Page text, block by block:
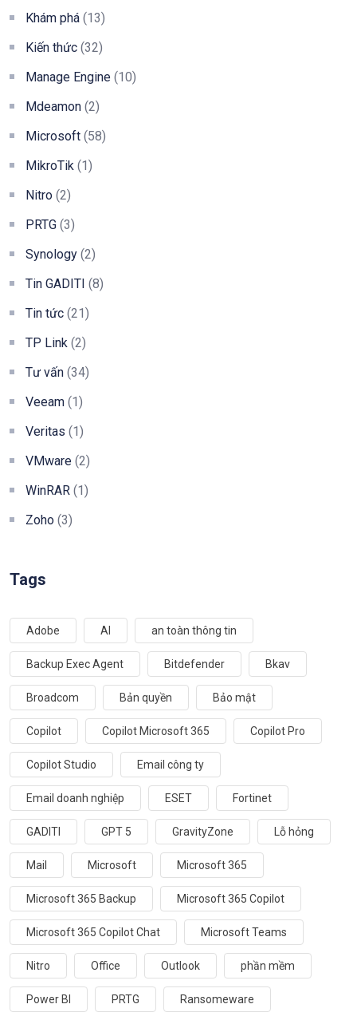
Khám phá (13)
Kiến thức (32)
Manage Engine (10)
Mdeamon (2)
Microsoft (58)
MikroTik (1)
Nitro (2)
PRTG (3)
Synology (2)
Tin GADITI (8)
Tin tức (21)
TP Link (2)
Tư vấn (34)
Veeam (1)
Veritas (1)
VMware (2)
WinRAR (1)
Zoho (3)
Tags
Adobe AI an toàn thông tin
Backup Exec Agent Bitdefender Bkav
Broadcom Bản quyền Bảo mật
Copilot Copilot Microsoft 365 Copilot Pro
Copilot Studio Email công ty
Email doanh nghiệp ESET Fortinet
GADITI GPT 5 GravityZone Lỗ hỏng
Mail Microsoft Microsoft 365
Microsoft 365 Backup Microsoft 365 Copilot
Microsoft 365 Copilot Chat Microsoft Teams
Nitro Office Outlook phần mềm
Power BI PRTG Ransomeware